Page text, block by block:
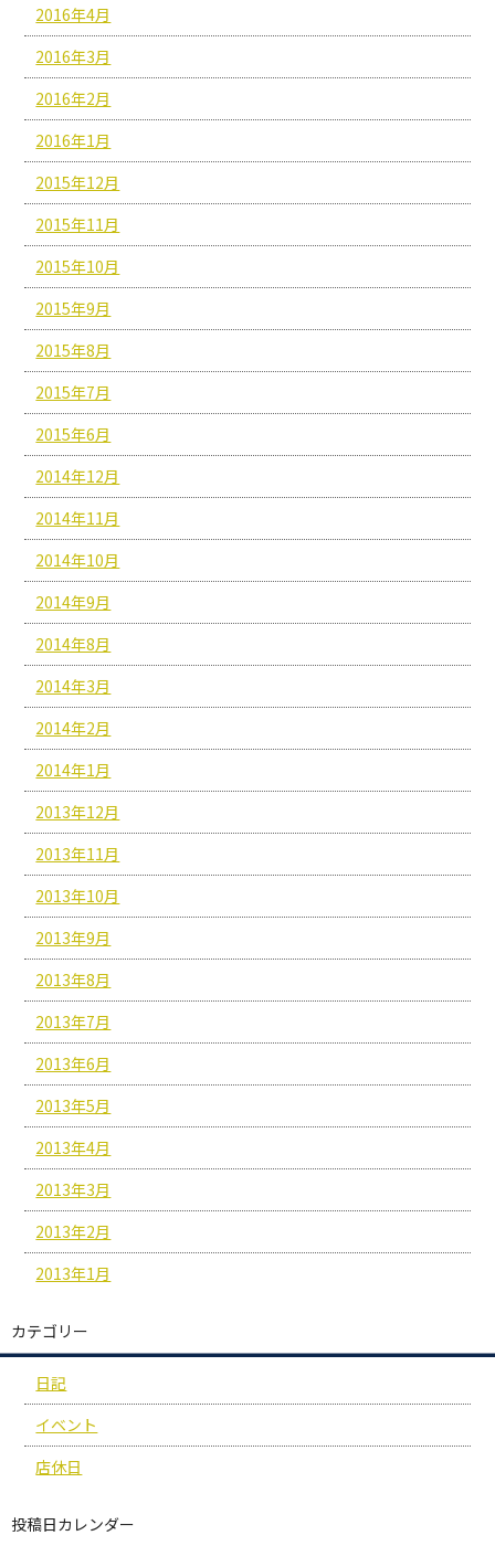
2016年4月
2016年3月
2016年2月
2016年1月
2015年12月
2015年11月
2015年10月
2015年9月
2015年8月
2015年7月
2015年6月
2014年12月
2014年11月
2014年10月
2014年9月
2014年8月
2014年3月
2014年2月
2014年1月
2013年12月
2013年11月
2013年10月
2013年9月
2013年8月
2013年7月
2013年6月
2013年5月
2013年4月
2013年3月
2013年2月
2013年1月
カテゴリー
日記
イベント
店休日
投稿日カレンダー